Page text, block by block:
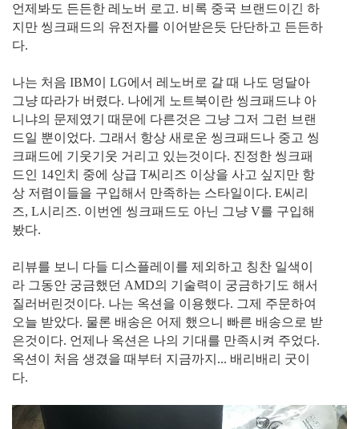
언제봐도 든든한 레노버 로고. 비록 중국 브랜드이긴 하
지만 씽크패드의 유전자를 이어받은듯 단단하고 든든하
다.
나는 처음 IBM이 LG에서 레노버로 갈 때 나도 덩달아
그냥 따라가 버렸다. 나에게 노트북이란 씽크패드냐 아
니냐의 문제였기 때문에 다른것은 그냥 그저 그런 브랜
드일 뿐이었다. 그래서 항상 새로운 씽크패드나 중고 씽
크패드에 기웃기웃 거리고 있는것이다. 진정한 씽크패
드인 14인치 중에 상급 T씨리즈 이상을 사고 싶지만 항
상 저렴이들을 구입해서 만족하는 스타일이다. E씨리
즈, L시리즈. 이번엔 씽크패드도 아닌 그냥 V를 구입해
봤다.
리뷰를 보니 다들 디스플레이를 제외하고 칭찬 일색이
라 그동안 궁금했던 AMD의 기술력이 궁금하기도 해서
질러버린것이다. 나는 옥션을 이용했다. 그제 주문하여
오늘 받았다. 물론 배송은 어제 했으니 빠른 배송으로 받
은것이다. 언제나 옥션은 나의 기대를 만족시켜 주었다.
옥션이 처음 생겼을 때부터 지금까지... 배리배리 굿이
다.